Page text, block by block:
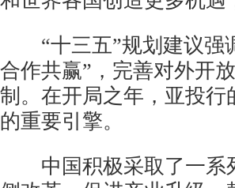
“十三五”规划建议强
合作共赢”，完善对外开
制。在开局之年，亚投行
的重要引擎。
中国积极采取了一系